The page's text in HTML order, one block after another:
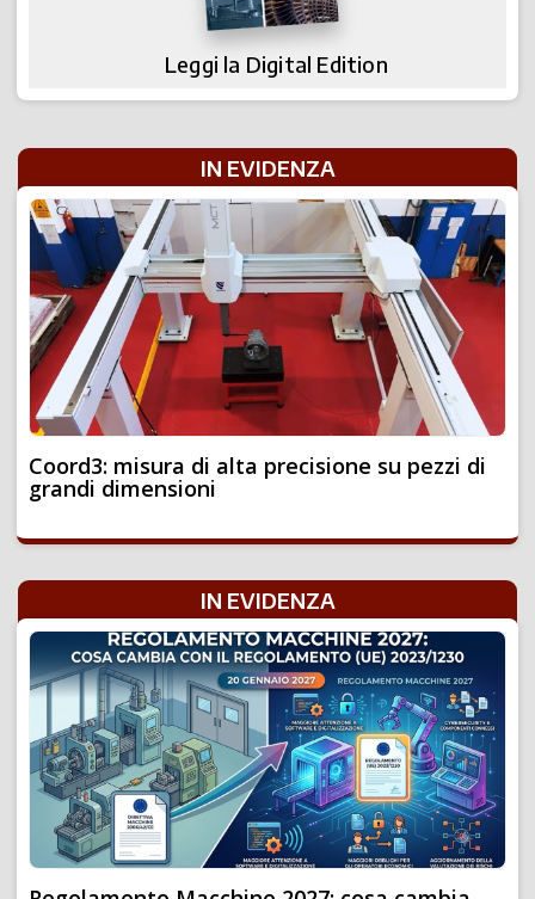
Leggi la Digital Edition
IN EVIDENZA
Coord3: misura di alta precisione su pezzi di
grandi dimensioni
IN EVIDENZA